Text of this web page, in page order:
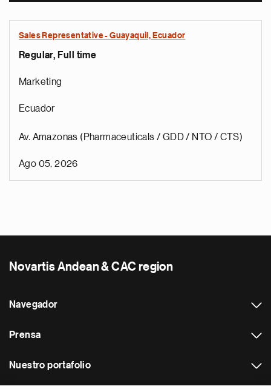
Sales Representative - Guayaquil, Ecuador
Regular, Full time
Marketing
Ecuador
Av. Amazonas (Pharmaceuticals / GDD / NTO / CTS)
Ago 05, 2026
Novartis Andean & CAC region
Navegador
Prensa
Nuestro portafolio